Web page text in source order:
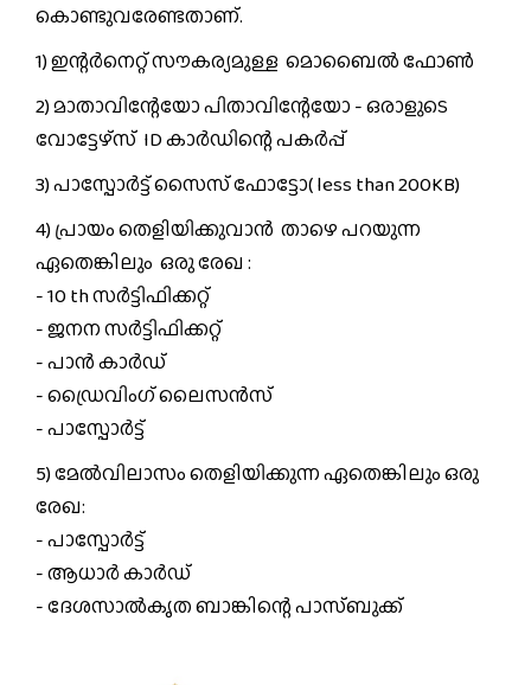
കൊണ്ടുവരേണ്ടതാണ്.
1) ഇന്റർനെറ്റ് സൗകര്യമുള്ള മൊബൈൽ ഫോൺ
2) മാതാവിന്റേയോ പിതാവിന്റേയോ - ഒരാളുടെ
വോട്ടേഴ്സ് ID കാർഡിന്റെ പകർപ്പ്
3) പാസ്പോർട്ട് സൈസ് ഫോട്ടോ( less than 200KB)
4) പ്രായം തെളിയിക്കുവാൻ താഴെ പറയുന്ന
ഏതെങ്കിലും ഒരു രേഖ :
- 10 th സർട്ടിഫിക്കറ്റ്
- ജനന സർട്ടിഫിക്കറ്റ്
- പാൻ കാർഡ്
- ഡ്രൈവിംഗ് ലൈസൻസ്
- പാസ്പോർട്ട്
5) മേൽവിലാസം തെളിയിക്കുന്ന ഏതെങ്കിലും ഒരു
രേഖ:
- പാസ്പോർട്ട്
- ആധാർ കാർഡ്
- ദേശസാൽകൃത ബാങ്കിന്റെ പാസ്ബുക്ക്